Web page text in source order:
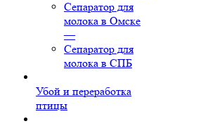
Сепаратор для
молока в Омске
—
Сепаратор для
молока в СПБ
Убой и переработка
птицы